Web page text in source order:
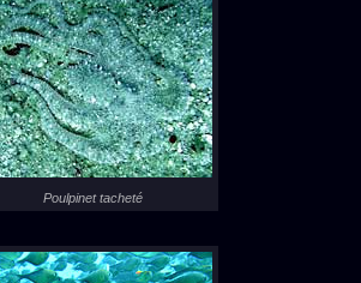
Poulpinet tacheté